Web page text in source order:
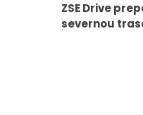
ZSE Drive
severnou